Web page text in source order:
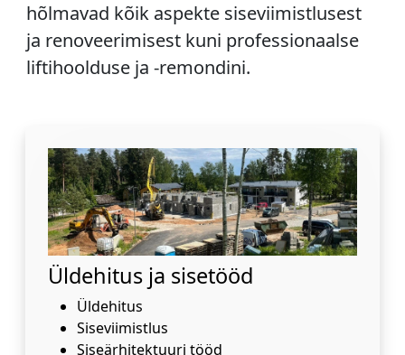
hõlmavad kõik aspekte siseviimistlusest
ja renoveerimisest kuni professionaalse
liftihoolduse ja -remondini.
Üldehitus ja sisetööd
Üldehitus
Siseviimistlus
Siseärhitektuuri tööd